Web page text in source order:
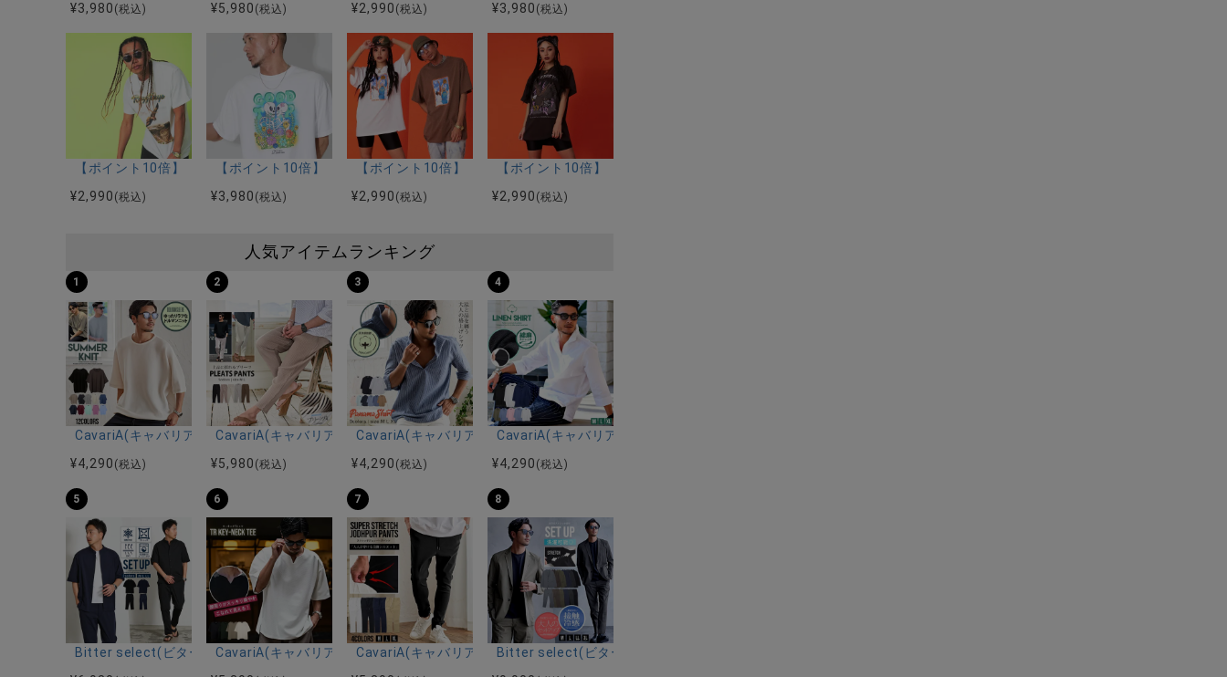
¥3,980 (税込)
¥5,980 (税込)
¥2,990 (税込)
¥3,980 (税込)
【ポイント10倍】【SALE/セール】RAZZIS(ラズ)イーグルフォトロゴプリントクルーネック半袖Tシャツ/全3色
¥2,990 (税込)
【ポイント10倍】【SALE/セール】RAZZIS(ラズ)GOOD TRIP TEE/全2色
¥3,980 (税込)
【ポイント10倍】【SALE/セール】RAZZIS(ラズ)スマイルバスケットボールプリントクルーネック半袖Tシャツ/全3色
¥2,990 (税込)
【ポイント10倍】【SALE/セール】RAZZIS(ラズ)コンドルロゴプリントクルーネック半袖Tシャツ/全3色
¥2,990 (税込)
人気アイテムランキング
1
CavariA(キャバリア)12Gミラノリブクルーネックドルマンハーフスリーブニット/全12色
¥4,290 (税込)
2
CavariA(キャバリア)プリーツ加工イージーロングパンツ/全5色
¥5,980 (税込)
3
CavariA(キャバリア)パナマ織り7分袖カプリシャツ/全9色
¥4,290 (税込)
4
CavariA(キャバリア)コットンリネンホリゾンタルカラー7分袖カプリシャツ/全8色
¥4,290 (税込)
5
Bitter select(ビターセレクト)接触冷感スーパーストレッチバンドカラー半袖シャツ＆イージーパンツ/全2色
6
CavariA(キャバリア)キーネック半袖Tシャツ/全4色
7
CavariA(キャバリア)ストレッチジョッパーパンツ/全4色
8
Bitter select(ビターセレクト)接触冷感スーパーストレッチテーラード＆スラックスパンツ セットアップ/全6色